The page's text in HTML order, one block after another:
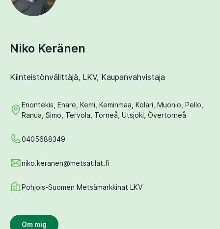
Niko Keränen
Kiinteistönvälittäjä, LKV, Kaupanvahvistaja
Enontekis, Enare, Kemi, Keminmaa, Kolari, Muonio, Pello,
Ranua, Simo, Tervola, Torneå, Utsjoki, Övertorneå
0405688349
niko.keranen@metsatilat.fi
Pohjois-Suomen Metsämarkkinat LKV
Om mig